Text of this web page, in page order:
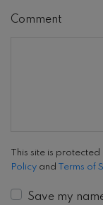
Comment
This site is
Policy and Terms of
Save my